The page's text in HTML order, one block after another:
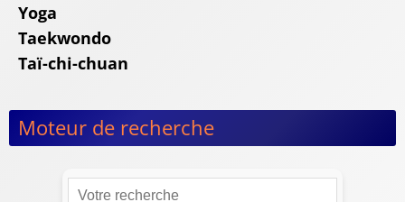
Yoga
Taekwondo
Taï-chi-chuan
Moteur de recherche